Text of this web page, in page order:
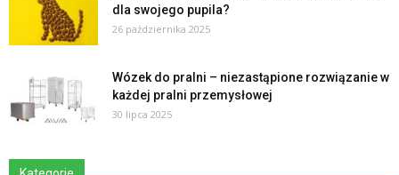
dla swojego pupila?
26 października 2025
Wózek do pralni – niezastąpione rozwiązanie w
każdej pralni przemysłowej
30 lipca 2025